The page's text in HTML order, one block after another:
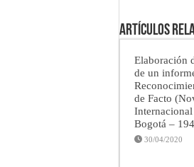
Artículos
Elaboración
de un
de Facto
Bogotá –
30/04/2020